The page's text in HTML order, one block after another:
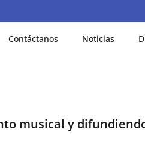
Contáctanos Noticias
musical y